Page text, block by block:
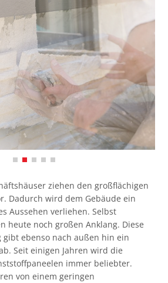
ziehen den großflächigen
Dadurch wird dem Gebäude ein
Aussehen verliehen. Selbst
heute noch großen Anklang. Diese
gibt ebenso nach außen hin ein
Seit einigen Jahren wird die
immer beliebter.
von einem geringen